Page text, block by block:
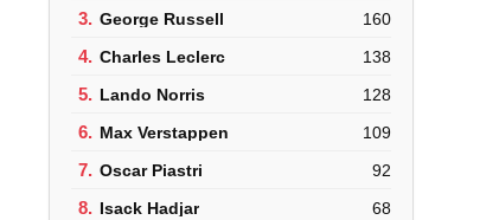
3. George Russell 160
4. Charles Leclerc 138
5. Lando Norris 128
6. Max Verstappen 109
7. Oscar Piastri 92
8. Isack Hadjar 68